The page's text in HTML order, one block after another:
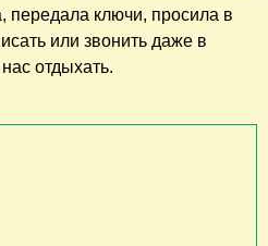
передала ключи, просила в
или звонить даже в
отдыхать.